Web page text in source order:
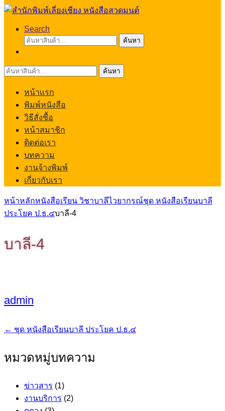
Search
ค้นหา:
ค้นหา
ค้นหา: ค้นหา
หน้าแรก
พิมพ์หนังสือ
วิธีสั่งซื้อ
หน้าสมาชิก
ติดต่อเรา
บทความ
งานจ้างพิมพ์
เกี่ยวกับเรา
หน้าหลักหนังสือเรียน วิชาบาลีไวยากรณ์ชุด หนังสือเรียนบาลี
ประโยค ป.ธ.๔บาลี-4
บาลี-4
admin
แนะแนว
เรื่อง
← ชุด หนังสือเรียนบาลี ประโยค ป.ธ.๔
หมวดหมู่บทความ
ข่าวสาร (1)
งานบริการ (2)